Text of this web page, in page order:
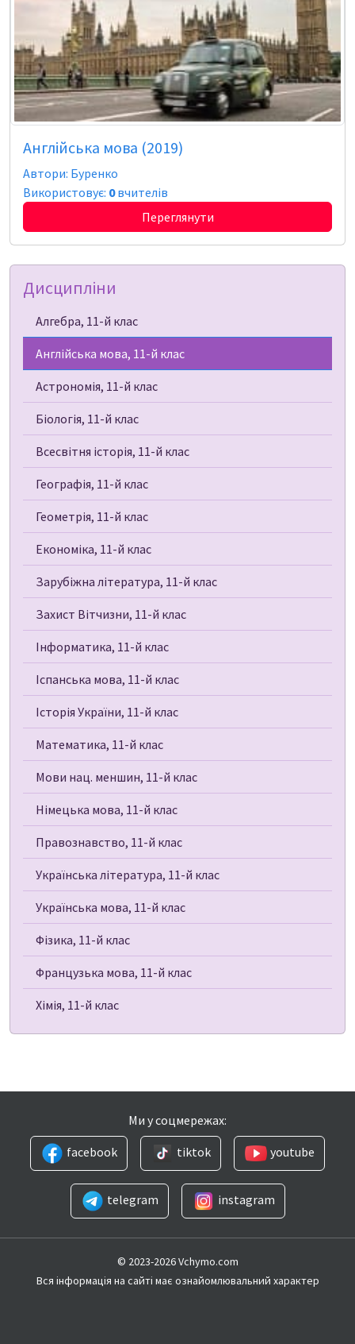
Англійська мова (2019)
Автори: Буренко
Використовує: 0вчителів
Переглянути
Дисципліни
Алгебра, 11-й клас
Англійська мова, 11-й клас
Астрономія, 11-й клас
Біологія, 11-й клас
Всесвітня історія, 11-й клас
Географія, 11-й клас
Геометрія, 11-й клас
Економіка, 11-й клас
Зарубіжна література, 11-й клас
Захист Вітчизни, 11-й клас
Інформатика, 11-й клас
Іспанська мова, 11-й клас
Історія України, 11-й клас
Математика, 11-й клас
Мови нац. меншин, 11-й клас
Німецька мова, 11-й клас
Правознавство, 11-й клас
Українська література, 11-й клас
Українська мова, 11-й клас
Фізика, 11-й клас
Французька мова, 11-й клас
Хімія, 11-й клас
Ми у соцмережах:
facebook
tiktok youtube
telegram instagram
© 2023-2026 Vchymo.com
Вся інформація на сайті має ознайомлювальний характер